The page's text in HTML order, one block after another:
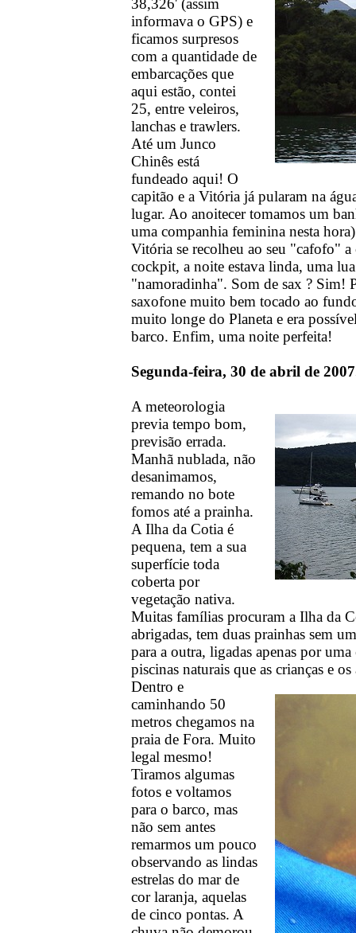
38,326' (assim
informava o GPS) e
ficamos surpresos
com a quantidade de
embarcações que
aqui estão, contei
25, entre veleiros,
lanchas e trawlers.
Até um Junco
Chinês está
fundeado aqui! O
capitão e a Vitória já pularam na
lugar. Ao anoitecer tomamos um
uma companhia feminina nesta
Vitória se recolheu ao seu "cafofo"
cockpit, a noite estava linda, uma
"namoradinha". Som de sax ? Sim!
saxofone muito bem tocado ao
muito longe do Planeta e era
barco. Enfim, uma noite perfeita!
Segunda-feira, 30 de abril de
A meteorologia
previa tempo bom,
previsão errada.
Manhã nublada, não
desanimamos,
remando no bote
fomos até a prainha.
A Ilha da Cotia é
pequena, tem a sua
superfície toda
coberta por
vegetação nativa.
Muitas famílias procuram a Ilha da
abrigadas, tem duas prainhas sem
para a outra, ligadas apenas por
piscinas naturais que as crianças e
Dentro e
caminhando 50
metros chegamos na
praia de Fora. Muito
legal mesmo!
Tiramos algumas
fotos e voltamos
para o barco, mas
não sem antes
remarmos um pouco
observando as lindas
estrelas do mar de
cor laranja, aquelas
de cinco pontas. A